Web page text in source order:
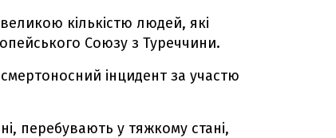
кількістю людей, які
Союзу з Туреччини.
інцидент за участю
перебувають у тяжкому стані,